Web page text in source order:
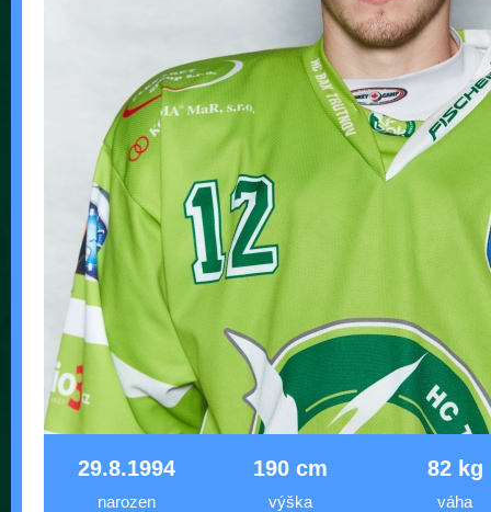
29.8.1994
narozen
190 cm
výška
82 kg
váha